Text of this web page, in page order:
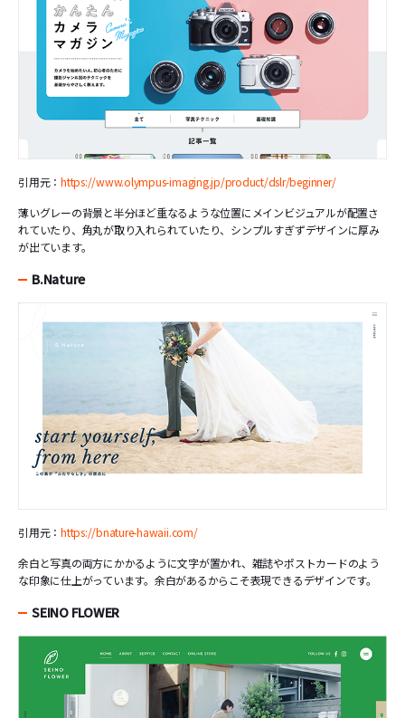
引用元：https://www.olympus-imaging.jp/product/dslr/beginner/
薄いグレーの背景と半分ほど重なるような位置にメインビジュアルが配置さ
れていたり、角丸が取り入れられていたり、シンプルすぎずデザインに厚み
が出ています。
B.Nature
引用元：https://bnature-hawaii.com/
余白と写真の両方にかかるように文字が置かれ、雑誌やポストカードのよう
な印象に仕上がっています。余白があるからこそ表現できるデザインです。
SEINO FLOWER